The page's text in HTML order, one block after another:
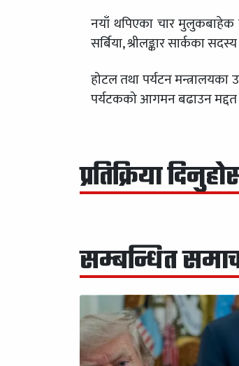
नयाँ थपिएका चार मुलुकबाहेक
सर्बिया, श्रीलङ्कार सार्कका
होटल तथा पर्यटन
पर्यटकको आगमन बढाउन मद्दत
प्रतिक्रिया
सम्बन्धित